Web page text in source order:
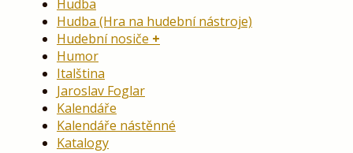
Hudba
Hudba (Hra na hudební nástroje)
Hudební nosiče
Humor
Italština
Jaroslav Foglar
Kalendáře
Kalendáře nástěnné
Katalogy